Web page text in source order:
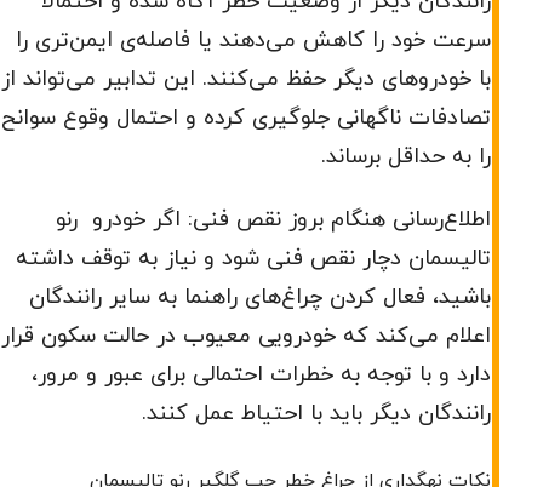
سرعت خود را کاهش می‌دهند یا فاصله‌ی ایمن‌تری را
با خودروهای دیگر حفظ می‌کنند. این تدابیر می‌تواند از
تصادفات ناگهانی جلوگیری کرده و احتمال وقوع سوانح
را به حداقل برساند.
اطلاع‌رسانی هنگام بروز نقص فنی: اگر خودرو رنو
تالیسمان دچار نقص فنی شود و نیاز به توقف داشته
باشید، فعال کردن چراغ‌های راهنما به سایر رانندگان
اعلام می‌کند که خودرویی معیوب در حالت سکون قرار
دارد و با توجه به خطرات احتمالی برای عبور و مرور،
رانندگان دیگر باید با احتیاط عمل کنند.
نکات نهگداری از چراغ خطر چپ گلگیر رنو تالیسمان